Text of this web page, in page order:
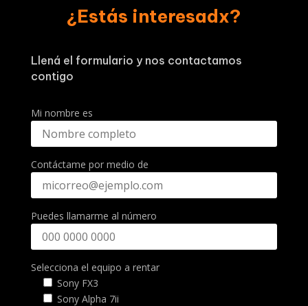
¿Estás interesadx?
Llená el formulario y nos contactamos
contigo
Mi nombre es
Contáctame por medio de
Puedes llamarme al número
Selecciona el equipo a rentar
Sony FX3
Sony Alpha 7ii